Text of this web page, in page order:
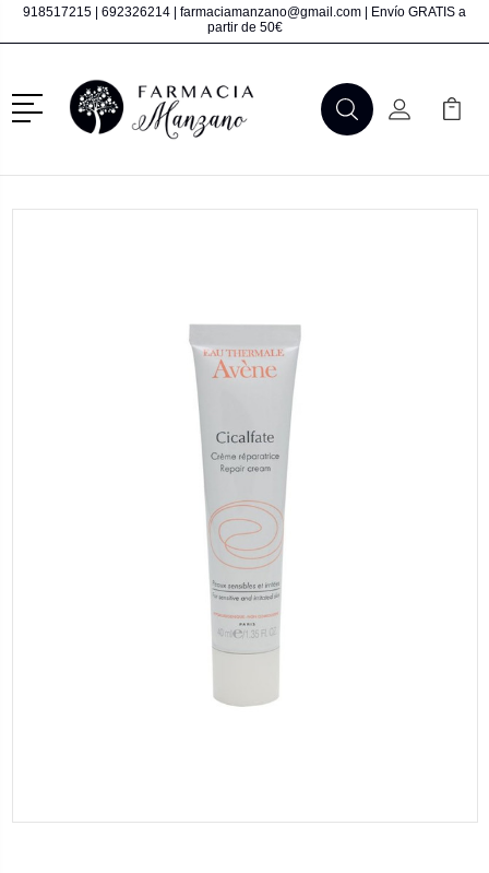
918517215 692326214 farmaciamanzano@gmail.com | Envío GRATIS a
partir de 50€
Menú
BuscarMi Cuenta
Mi